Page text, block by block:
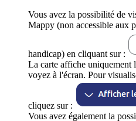
Vous avez la possibilité de
Mappy (non accessible aux
handicap) en cliquant sur :
La carte affiche uniquement
voyez à l'écran. Pour
cliquez sur :
Vous avez également la